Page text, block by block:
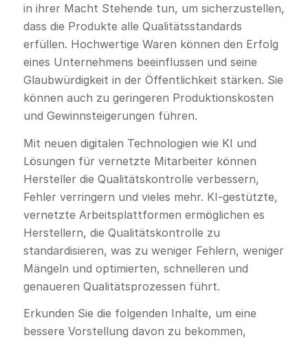
in ihrer Macht Stehende tun, um sicherzustellen,
dass die Produkte alle Qualitätsstandards
erfüllen. Hochwertige Waren können den Erfolg
eines Unternehmens beeinflussen und seine
Glaubwürdigkeit in der Öffentlichkeit stärken. Sie
können auch zu geringeren Produktionskosten
und Gewinnsteigerungen führen.
Mit neuen digitalen Technologien wie KI und
Lösungen für vernetzte Mitarbeiter können
Hersteller die Qualitätskontrolle verbessern,
Fehler verringern und vieles mehr. KI-gestützte,
vernetzte Arbeitsplattformen ermöglichen es
Herstellern, die Qualitätskontrolle zu
standardisieren, was zu weniger Fehlern, weniger
Mängeln und optimierten, schnelleren und
genaueren Qualitätsprozessen führt.
Erkunden Sie die folgenden Inhalte, um eine
bessere Vorstellung davon zu bekommen,